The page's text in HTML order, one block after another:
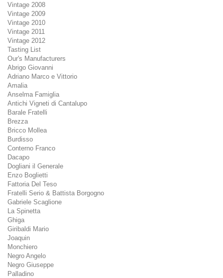
Vintage 2008
Vintage 2009
Vintage 2010
Vintage 2011
Vintage 2012
Tasting List
Our's Manufacturers
Abrigo Giovanni
Adriano Marco e Vittorio
Amalia
Anselma Famiglia
Antichi Vigneti di Cantalupo
Barale Fratelli
Brezza
Bricco Mollea
Burdisso
Conterno Franco
Dacapo
Dogliani il Generale
Enzo Boglietti
Fattoria Del Teso
Fratelli Serio & Battista Borgogno
Gabriele Scaglione
La Spinetta
Ghiga
Giribaldi Mario
Joaquin
Monchiero
Negro Angelo
Negro Giuseppe
Palladino